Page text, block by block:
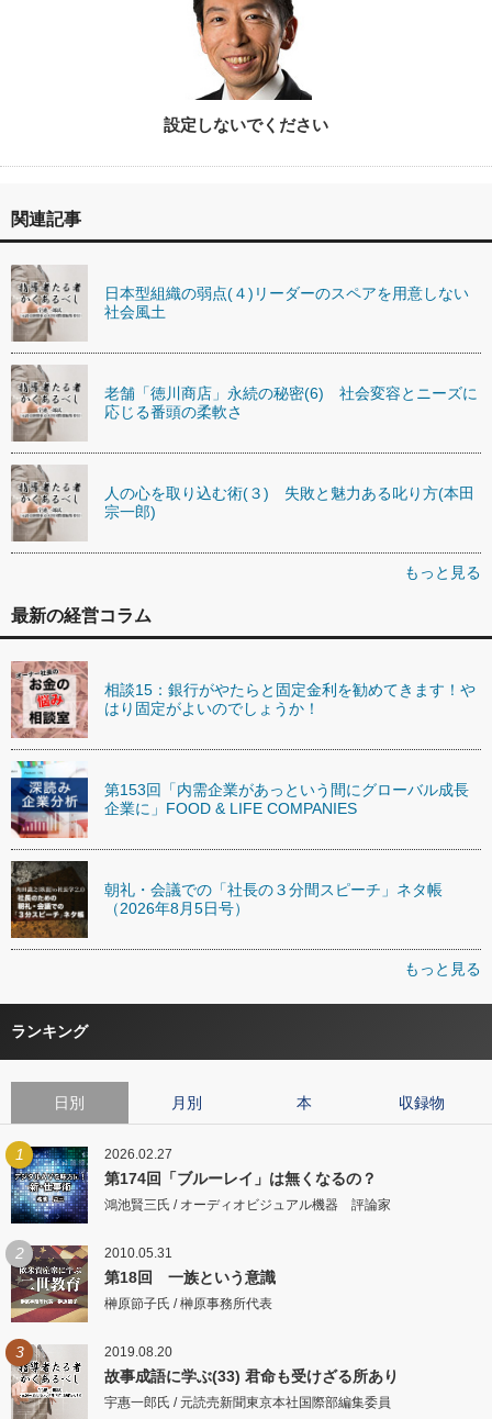
設定しないでください
関連記事
日本型組織の弱点(４)リーダーのスペアを用意しない
社会風土
老舗「徳川商店」永続の秘密(6) 社会変容とニーズに
応じる番頭の柔軟さ
人の心を取り込む術(３) 失敗と魅力ある叱り方(本田
宗一郎)
もっと見る
最新の経営コラム
相談15：銀行がやたらと固定金利を勧めてきます！や
はり固定がよいのでしょうか！
第153回「内需企業があっという間にグローバル成長
企業に」FOOD & LIFE COMPANIES
朝礼・会議での「社長の３分間スピーチ」ネタ帳
（2026年8月5日号）
もっと見る
ランキング
日別 月別 本 収録物
1 2026.02.27
第174回「ブルーレイ」は無くなるの？
鴻池賢三氏 / オーディオビジュアル機器 評論家
2 2010.05.31
第18回 一族という意識
榊原節子氏 / 榊原事務所代表
3 2019.08.20
故事成語に学ぶ(33) 君命も受けざる所あり
宇惠一郎氏 / 元読売新聞東京本社国際部編集委員